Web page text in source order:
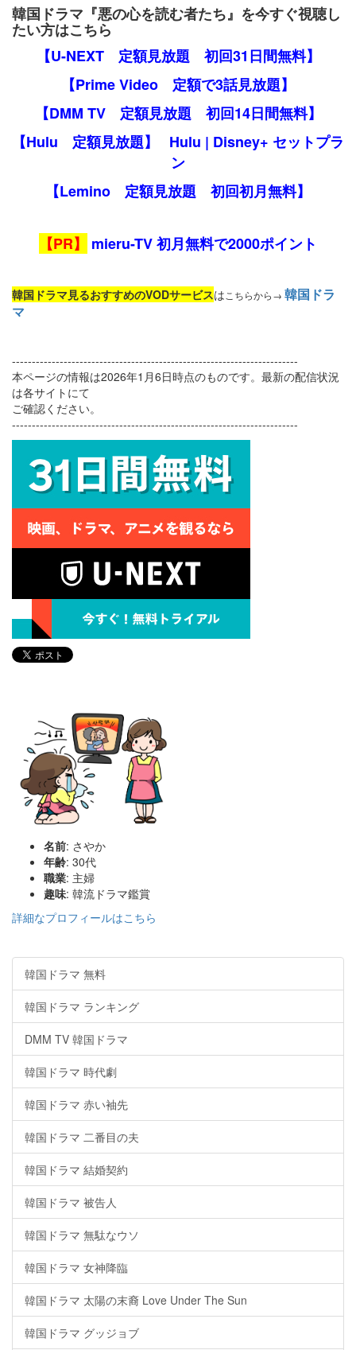
韓国ドラマ『悪の心を読む者たち』を今すぐ視聴し
たい方はこちら
【U-NEXT 定額見放題 初回31日間無料】
【Prime Video 定額で3話見放題】
【DMM TV 定額見放題 初回14日間無料】
【Hulu 定額見放題】
Hulu | Disney+ セットプラ
ン
【Lemino 定額見放題 初回初月無料】
【PR】 mieru-TV 初月無料で2000ポイント
韓国ドラマ見るおすすめのVODサービスは こちらから→ 韓国ドラ
マ
------------------------------------------------------------------------
本ページの情報は2026年1月6日時点のものです。最新の配信状況
は各サイトにて
ご確認ください。
------------------------------------------------------------------------
名前: さやか
年齢: 30代
職業: 主婦
趣味: 韓流ドラマ鑑賞
詳細なプロフィールはこちら
韓国ドラマ 無料
韓国ドラマ ランキング
DMM TV 韓国ドラマ
韓国ドラマ 時代劇
韓国ドラマ 赤い袖先
韓国ドラマ 二番目の夫
韓国ドラマ 結婚契約
韓国ドラマ 被告人
韓国ドラマ 無駄なウソ
韓国ドラマ 女神降臨
韓国ドラマ 太陽の末裔 Love Under The Sun
韓国ドラマ グッジョブ